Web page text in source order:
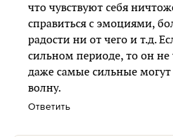
хотелось. И он берет
вначале брал бутылочку
и уже знает, что ему надо
Евгений.
«Через
фон настроения
что чувствуют себя
справиться с эмоциями,
радости ни от чего и т.д.
сильном периоде, то он не
даже самые сильные могут
волну.
Ответить